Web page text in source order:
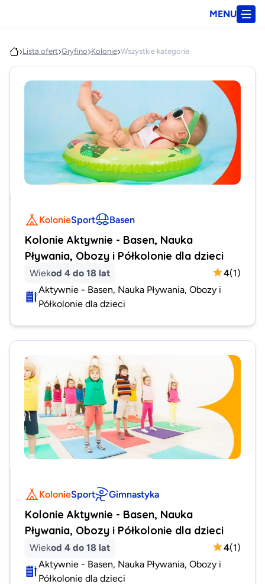
MENU
Lista ofert Gryfino Kolonie Wszystkie kategorie
KolonieSport Basen
Kolonie Aktywnie - Basen, Nauka
Pływania, Obozy i Półkolonie dla dzieci
Wiekod 4 do 18 lat 4(1)
Aktywnie - Basen, Nauka Pływania, Obozy i
Półkolonie dla dzieci
KolonieSport Gimnastyka
Kolonie Aktywnie - Basen, Nauka
Pływania, Obozy i Półkolonie dla dzieci
Wiekod 4 do 18 lat 4(1)
Aktywnie - Basen, Nauka Pływania, Obozy i
Półkolonie dla dzieci